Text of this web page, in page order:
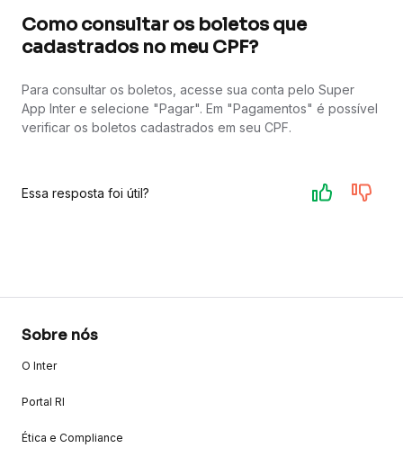
Como consultar os boletos que
cadastrados no meu CPF?
Para consultar os boletos, acesse sua conta pelo Super
App Inter e selecione "Pagar". Em "Pagamentos" é possível
verificar os boletos cadastrados em seu CPF.
Essa resposta foi útil?
Sobre nós
O Inter
Portal RI
Ética e Compliance